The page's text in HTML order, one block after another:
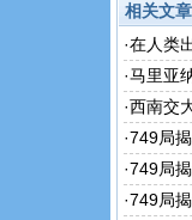
相关文章
·在人类
·马里亚
·西南交
秘密呢
·749局
·749局
·749局